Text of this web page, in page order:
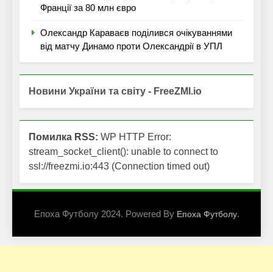
Франції за 80 млн євро
Олександр Караваєв поділився очікуваннями
від матчу Динамо проти Олександрії в УПЛ
Новини України та світу - FreeZMI.io
Помилка RSS: WP HTTP Error:
stream_socket_client(): unable to connect to
ssl://freezmi.io:443 (Connection timed out)
Епоха Футболу 2024. Powered By Епоха Футболу.